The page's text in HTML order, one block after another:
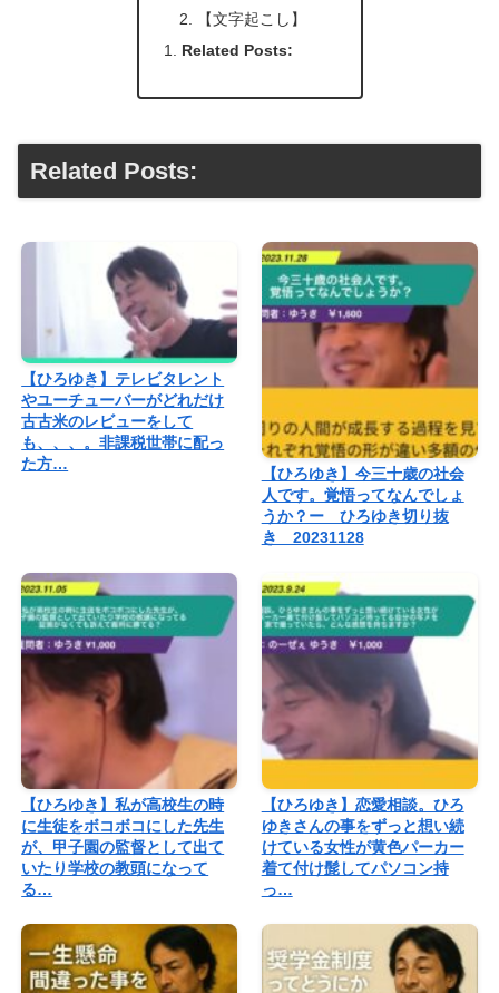
【文字起こし】
Related Posts:
Related Posts:
【ひろゆき】テレビタレント
やユーチューバーがどれだけ
古古米のレビューをして
も、、、。非課税世帯に配っ
た方…
【ひろゆき】今三十歳の社会
人です。覚悟ってなんでしょ
うか？ー ひろゆき切り抜
き 20231128
【ひろゆき】私が高校生の時
に生徒をボコボコにした先生
が、甲子園の監督として出て
いたり学校の教頭になって
る…
【ひろゆき】恋愛相談。ひろ
ゆきさんの事をずっと想い続
けている女性が黄色パーカー
着て付け髭してパソコン持
っ…